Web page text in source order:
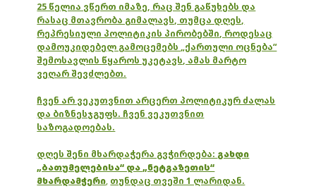
25 წელია ვწერთ იმაზე, რაც შენ გაწუხებს და
რასაც მთავრობა გიმალავს, თუმცა დღეს,
რეპრესიული პოლიტიკის პირობებში, როდესაც
დამოუკიდებელ გამოცემებს „ქართული ოცნება“
შემოსავლის წყაროს უკეტავს, ამას მარტო
ვეღარ შევძლებთ.
ჩვენ არ ვეკუთვნით არცერთ პოლიტიკურ ძალას
და ბიზნესჯგუფს. ჩვენ ვეკუთვნით
საზოგადოებას.
დღეს შენი მხარდაჭერა გვჭირდება: გახდი
„ბათუმელებისა“ და „ნეტგაზეთის“
მხარდამჭერი, თუნდაც თვეში 1 ლარიდან.